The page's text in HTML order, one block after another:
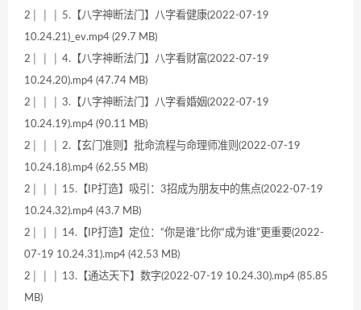
2│ │ │ 5.【八字神断法门】八字看健康(2022-07-19
10.24.21)_ev.mp4 (29.7 MB)
2│ │ │ 4.【八字神断法门】八字看财富(2022-07-19
10.24.20).mp4 (47.74 MB)
2│ │ │ 3.【八字神断法门】八字看婚姻(2022-07-19
10.24.19).mp4 (90.11 MB)
2│ │ │ 2.【玄门准则】批命流程与命理师准则(2022-07-19
10.24.18).mp4 (62.55 MB)
2│ │ │ 15.【IP打造】吸引：3招成为朋友中的焦点(2022-07-19
10.24.32).mp4 (43.7 MB)
2│ │ │ 14.【IP打造】定位：“你是谁”比你“成为谁”更重要(2022-
07-19 10.24.31).mp4 (42.53 MB)
2│ │ │ 13.【通达天下】数字(2022-07-19 10.24.30).mp4 (85.85
MB)